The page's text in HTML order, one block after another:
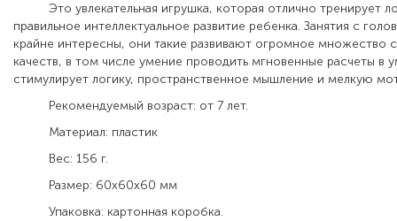
Это увлекательная игрушка, которая отлично тренирует
правильное интеллектуальное развитие ребенка. Занятия с
крайне интересны, они такие развивают огромное множество
качеств, в том числе умение проводить мгновенные расчеты в
стимулирует логику, пространственное мышление и мелкую
Рекомендуемый возраст: от 7 лет.
Материал: пластик
Вес: 156 г.
Размер: 60х60х60 мм
Упаковка: картонная коробка.